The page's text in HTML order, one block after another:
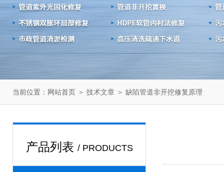
当前位置： 网站首页 ＞ 技术文章 ＞ 缺陷管道非开挖修复原理
产品列表 / PRODUCTS